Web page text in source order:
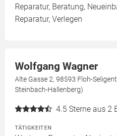
Reparatur, Beratung,
Reparatur, Verlegen
Wolfgang Wagner
Alte Gasse 2, 98593 Floh-
Steinbach-Hallenberg)
4.5 Sterne aus 2
TÄTIGKEITEN